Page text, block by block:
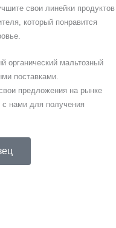
свои линейки продуктов
который понравится
органический мальтозный
поставками.
предложения на рынке
нами для получения